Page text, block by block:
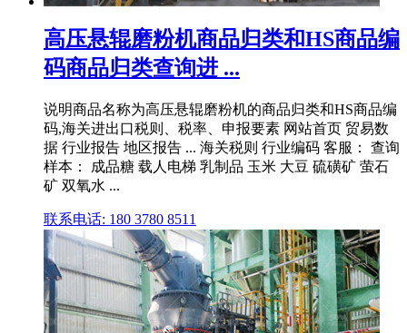
高压悬辊磨粉机商品归类和HS商品编
码商品归类查询进 ...
说明商品名称为高压悬辊磨粉机的商品归类和HS商品编
码,海关进出口税则、税率、申报要素 网站首页 贸易数
据 行业报告 地区报告 ... 海关税则 行业编码 客服： 查询
样本： 成品糖 载人电梯 乳制品 玉米 大豆 硫磺矿 萤石
矿 双氧水 ...
联系电话: 180 3780 8511